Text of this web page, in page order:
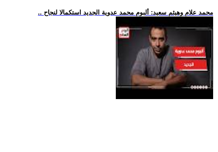
.. محمد علام وهيثم سعيد: ألبوم محمد عدوية الجديد استكمالا لنجاح